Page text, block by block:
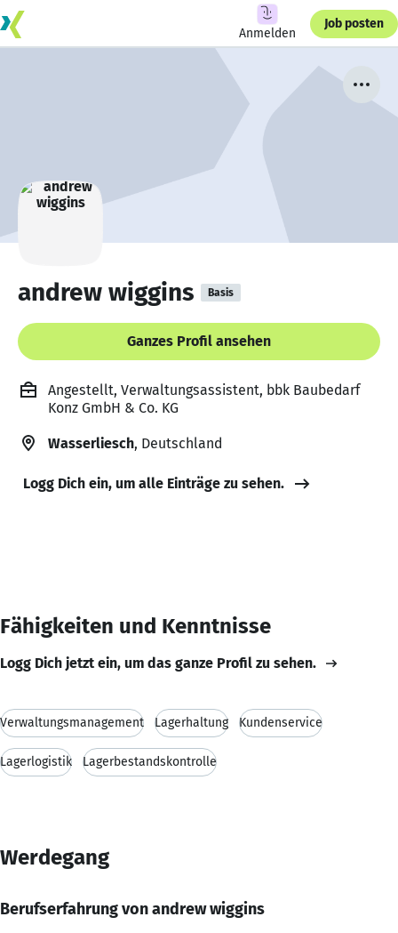
Anmelden
Job posten
andrew wiggins Basis
Ganzes Profil ansehen
Angestellt, Verwaltungsassistent, bbk Baubedarf
Konz GmbH & Co. KG
Wasserliesch, Deutschland
Logg Dich ein, um alle Einträge zu sehen.
Fähigkeiten und Kenntnisse
Logg Dich jetzt ein, um das ganze Profil zu sehen.
Verwaltungsmanagement Lagerhaltung Kundenservice
Lagerlogistik Lagerbestandskontrolle
Werdegang
Berufserfahrung von andrew wiggins